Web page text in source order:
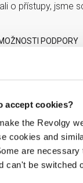
accept cookies?
the Revolgy
cookies and
are necessary
can't be switched
o přístupy, jsme
PODPORY